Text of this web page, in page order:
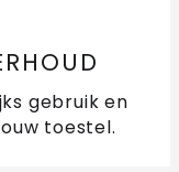
gebruik en
toestel.